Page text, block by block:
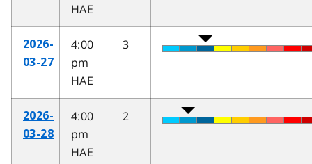
HAE
2026-
03-27
4:00
pm
HAE
3
2026-
03-28
4:00
pm
HAE
2